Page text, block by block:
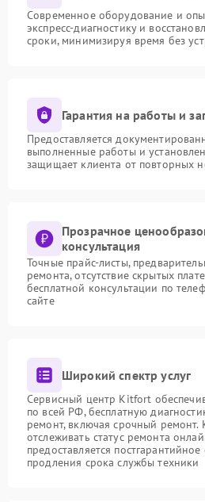
Современное оборудование и
экспресс-диагностику и
сроки, минимизируя время без
Гарантия на работы и
Предоставляется
выполненные работы и
защищает клиента от повторных
Прозрачное
консультация
Точные прайс-листы,
ремонта, отсутствие скрытых
бесплатной консультации по
сайте
Широкий спектр услуг
Сервисный центр Kitfort
по всей РФ, бесплатную
ремонт, включая срочный ремонт.
отслеживать статус ремонта
предоставляется
продления срока службы техники